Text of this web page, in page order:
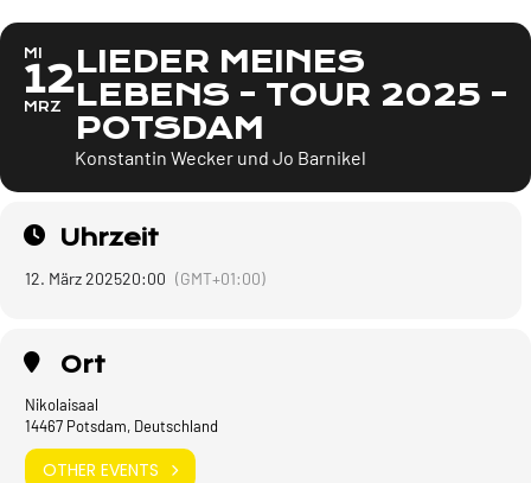
MI
12
MRZ
LIEDER MEINES
LEBENS - TOUR 2025 -
POTSDAM
Konstantin Wecker und Jo Barnikel
Uhrzeit
12. März 202520:00 (GMT+01:00)
Ort
Nikolaisaal
14467 Potsdam, Deutschland
OTHER EVENTS